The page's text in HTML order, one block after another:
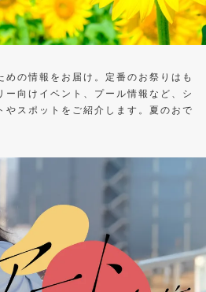
の情報をお届け。定番のお祭りはも
ー向けイベント、プール情報など、シ
やスポットをご紹介します。夏のおで